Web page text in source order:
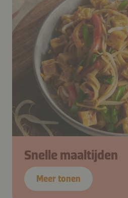
Snelle maaltijden
Meer tonen